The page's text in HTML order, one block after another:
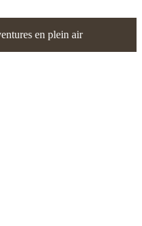
en plein air